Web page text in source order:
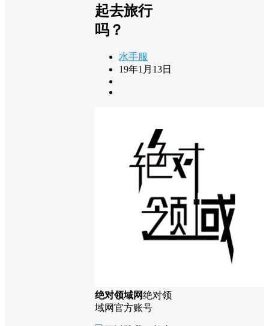
起去旅行
吗？
水手服
19年1月13日
绝对领域网绝对领
域网官方账号